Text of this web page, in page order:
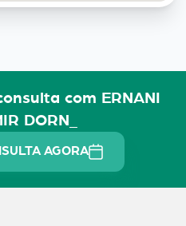
com ERNANI
DORN_
AGORA